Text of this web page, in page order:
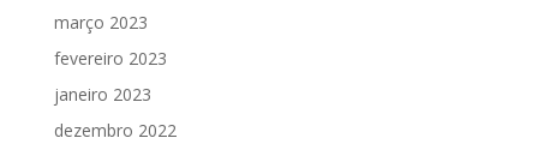
março 2023
fevereiro 2023
janeiro 2023
dezembro 2022